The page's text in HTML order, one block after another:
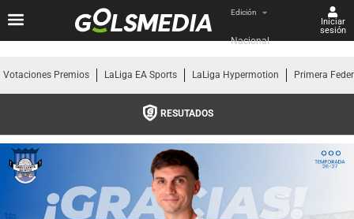
Edición
Nacional
Iniciar
sesión
Votaciones Premios LaLiga EA Sports LaLiga Hypermotion Primera
RESUTADOS